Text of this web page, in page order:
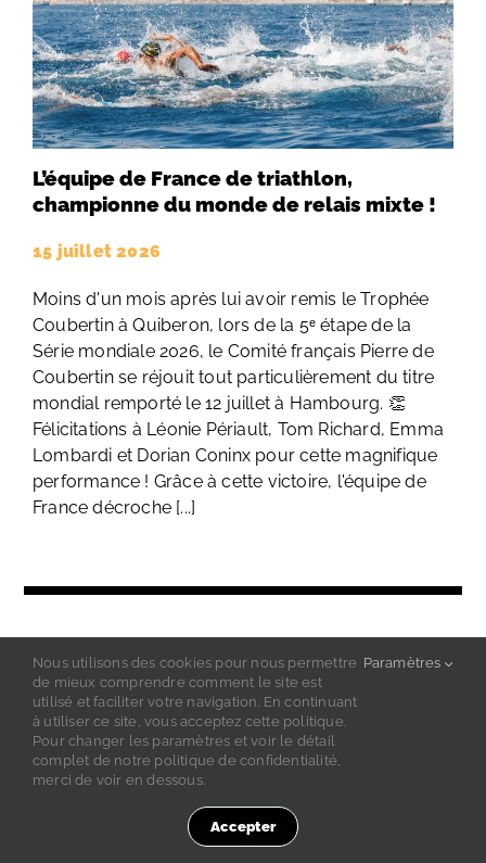
L’équipe de France de triathlon,
championne du monde de relais mixte !
15 juillet 2026
Moins d'un mois après lui avoir remis le Trophée
Coubertin à Quiberon, lors de la 5ᵉ étape de la
Série mondiale 2026, le Comité français Pierre de
Coubertin se réjouit tout particulièrement du titre
mondial remporté le 12 juillet à Hambourg. 👏
Félicitations à Léonie Périault, Tom Richard, Emma
Lombardi et Dorian Coninx pour cette magnifique
performance ! Grâce à cette victoire, l'équipe de
France décroche [...]
Mentions légalesConfidentialité
Nous utilisons des cookies pour nous permettre
de mieux comprendre comment le site est
utilisé et faciliter votre navigation. En continuant
à utiliser ce site, vous acceptez cette politique.
Pour changer les paramètres et voir le détail
complet de notre politique de confidentialité,
merci de voir en dessous.
Paramètres
Accepter